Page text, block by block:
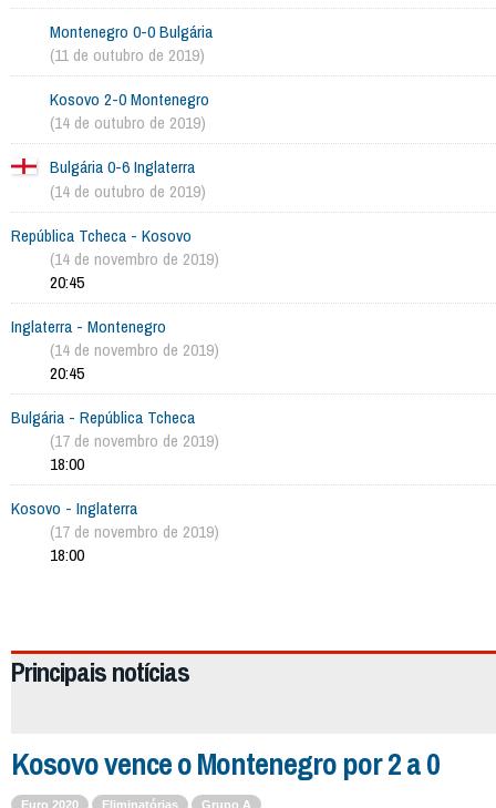
Montenegro 0-0 Bulgária
(11 de outubro de 2019)
Kosovo 2-0 Montenegro
(14 de outubro de 2019)
Bulgária 0-6 Inglaterra
(14 de outubro de 2019)
República Tcheca - Kosovo
(14 de novembro de 2019)
20:45
Inglaterra - Montenegro
(14 de novembro de 2019)
20:45
Bulgária - República Tcheca
(17 de novembro de 2019)
18:00
Kosovo - Inglaterra
(17 de novembro de 2019)
18:00
Principais notícias
Kosovo vence o Montenegro por 2 a 0
Euro 2020 Eliminatórias Grupo A